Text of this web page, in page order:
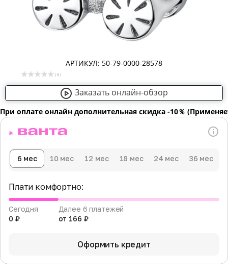
АРТИКУЛ: 50-79-0000-28578
( 0 )
Заказать онлайн-обзор
При оплате онлайн дополнительная скидка -10％
6 мес 10 мес 12 мес 18 мес 24 мес 36 мес
Плати комфортно:
Сегодня
0 ₽
Далее 6 платежей
от 166 ₽
Оформить кредит